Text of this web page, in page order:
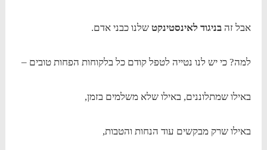
אבל זהבניגוד לאינסטינקטשלנו כבני אדם.
למה? כי יש לנו נטייה לטפל קודם כל בלקוחות הפחות טובים –
באילו שמתלוננים, באילו שלא משלמים בזמן,
באילו שרק מבקשים עוד הנחות והטבות,